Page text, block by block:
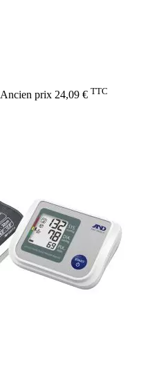
Ancien prix 24,09 € TTC